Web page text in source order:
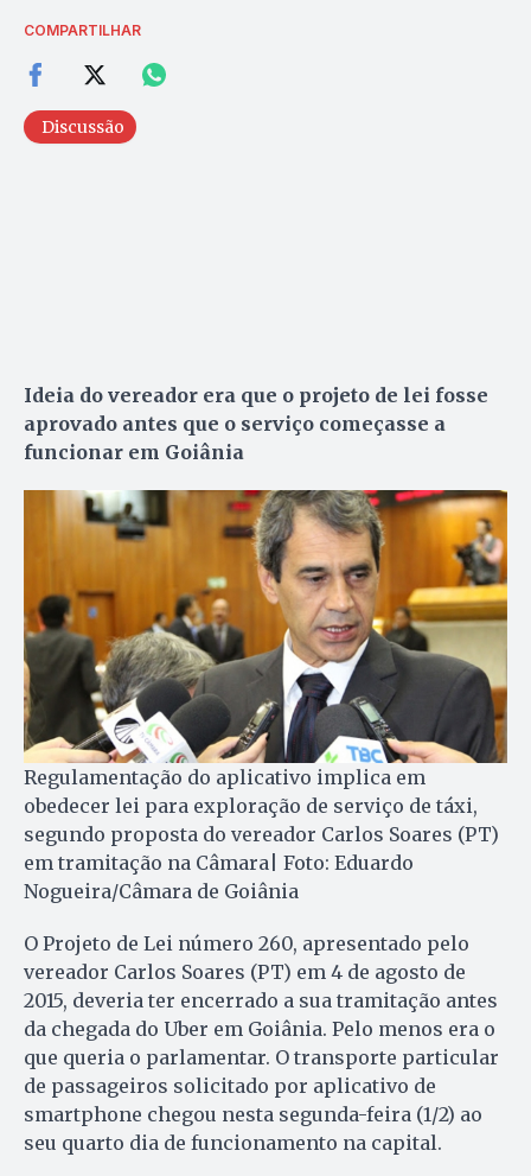
COMPARTILHAR
Discussão
Ideia do vereador era que o projeto de lei fosse
aprovado antes que o serviço começasse a
funcionar em Goiânia
Regulamentação do aplicativo implica em
obedecer lei para exploração de serviço de táxi,
segundo proposta do vereador Carlos Soares (PT)
em tramitação na Câmara| Foto: Eduardo
Nogueira/Câmara de Goiânia
O Projeto de Lei número 260, apresentado pelo
vereador Carlos Soares (PT) em 4 de agosto de
2015, deveria ter encerrado a sua tramitação antes
da chegada do Uber em Goiânia. Pelo menos era o
que queria o parlamentar. O transporte particular
de passageiros solicitado por aplicativo de
smartphone chegou nesta segunda-feira (1/2) ao
seu quarto dia de funcionamento na capital.